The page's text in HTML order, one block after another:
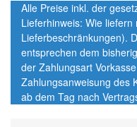
Alle Preise inkl. der
Lieferhinweis: Wie
Lieferbeschränkungen).
entsprechen dem
der Zahlungsart
Zahlungsanweisung des
ab dem Tag nach